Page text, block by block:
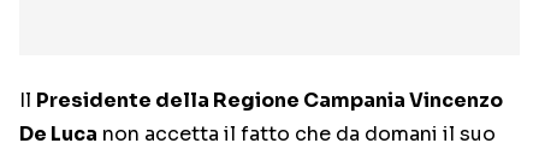
Il Presidente della Regione Campania Vincenzo
De Luca non accetta il fatto che da domani il suo